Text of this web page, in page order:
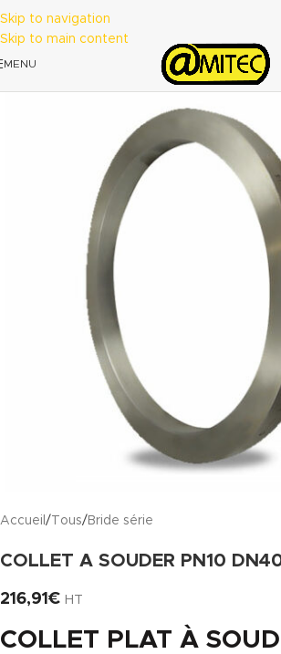
Skip to navigation
Skip to main content
MENU
Accueil / Tous/ Bride série
COLLET A SOUDER PN10
216,91 € HT
COLLET PLAT À